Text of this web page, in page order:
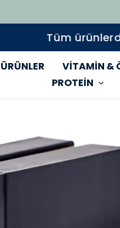
Tüm ürünlerde
VİTAMİN &
PROTEİN